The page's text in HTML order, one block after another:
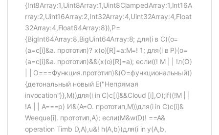
{Int8Array:1,Uint8Array:1,Uint8ClampedArray:1,Int16A
rray:2,Uint16Array:2,Int32Array:4,Uint32Array:4,Float
32Array:4,Float64Array:8}),P=
{BigInt64Array:8,BigUint64Array:8; для(i в C)(o=
(a=c[i]&a. прототип)? х(о)[R]=а:М=! 1; для(i в P)(o=
(a=c[i]&a. прототип)&&(x(o)[R]=a); если((! М | | !л(О)
| | O===Функция.прототип)&(O=функциональный()
{детональный новый E("Непрямая
invocation")},M))для(i in C)c[i]&&Cloud [i],O);if((!M | |
!A | | А===р) И&(А=О. прототип,M))для(i in C)c[i]&
Weeque[i]. прототип,А); если(M&w(D)! ==A&
operation Timb D,A),u&! h(A,b))для(i in y(A,b,